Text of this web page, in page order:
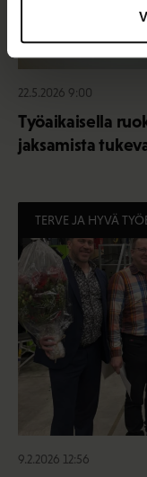
22.5.2026 9:00
Työaikaisella
jaksamista
TERVE JA HYVÄ
9.2.2026 12:56